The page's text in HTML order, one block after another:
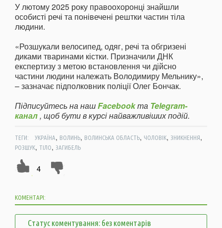
У лютому 2025 року правоохоронці знайшли
особисті речі та понівечені рештки частин тіла
людини.
«Розшукали велосипед, одяг, речі та обгризені
диками тваринами кістки. Призначили ДНК
експертизу з метою встановлення чи дійсно
частини людини належать Володимиру Мельнику»,
– зазначає підполковник поліції Олег Бончак.
Підписуйтесь на нашFacebookта Telegram-
канал, щоб бути в курсі найважливіших подій.
ТЕГИ: УКРАЇНА, ВОЛИНЬ, ВОЛИНСЬКА ОБЛАСТЬ, ЧОЛОВІК, ЗНИКНЕННЯ,
РОЗШУК, ТІЛО, ЗАГИБЕЛЬ
4
КОМЕНТАРІ:
Статус коментування: без коментарів